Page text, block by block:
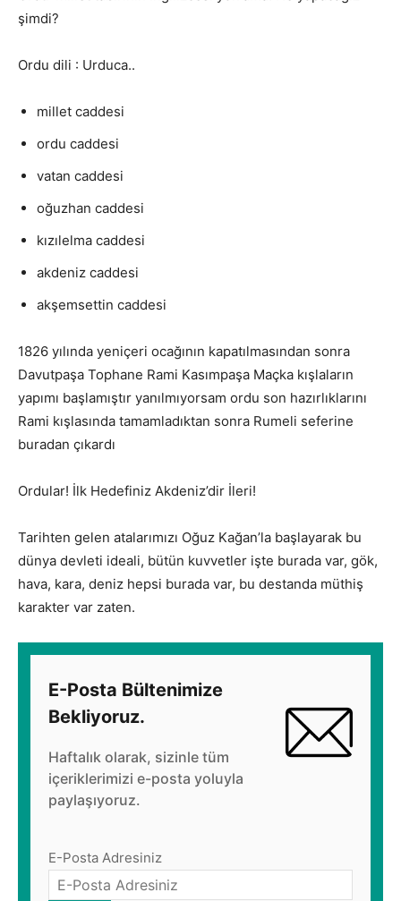
şimdi?
Ordu dili : Urduca..
millet caddesi
ordu caddesi
vatan caddesi
oğuzhan caddesi
kızılelma caddesi
akdeniz caddesi
akşemsettin caddesi
1826 yılında yeniçeri ocağının kapatılmasından sonra
Davutpaşa Tophane Rami Kasımpaşa Maçka kışlaların
yapımı başlamıştır yanılmıyorsam ordu son hazırlıklarını
Rami kışlasında tamamladıktan sonra Rumeli seferine
buradan çıkardı
Ordular! İlk Hedefiniz Akdeniz’dir İleri!
Tarihten gelen atalarımızı Oğuz Kağan’la başlayarak bu
dünya devleti ideali, bütün kuvvetler işte burada var, gök,
hava, kara, deniz hepsi burada var, bu destanda müthiş
karakter var zaten.
E-Posta Bültenimize
Bekliyoruz.
Haftalık olarak, sizinle tüm
içeriklerimizi e-posta yoluyla
paylaşıyoruz.
E-Posta Adresiniz